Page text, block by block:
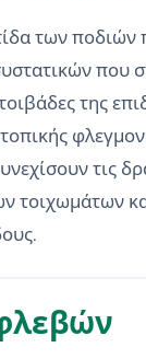
των
που
της
τις
τοιχωμάτων